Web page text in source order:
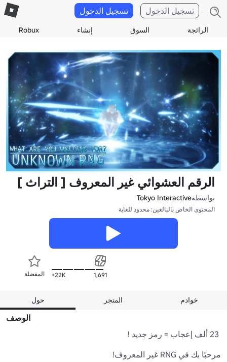
الرائجة السوق إنشاء Robux
تسجيل الدخول تسجيل الدخول
الرقم العشوائي غير المعروف [ التراث ]
بواسطةTokyo Interactive
المحتوى الخاص بالبالغين: محدود للغاية
المفضلة 22K+ 1,691
حول المتجر خوادم
الوصف